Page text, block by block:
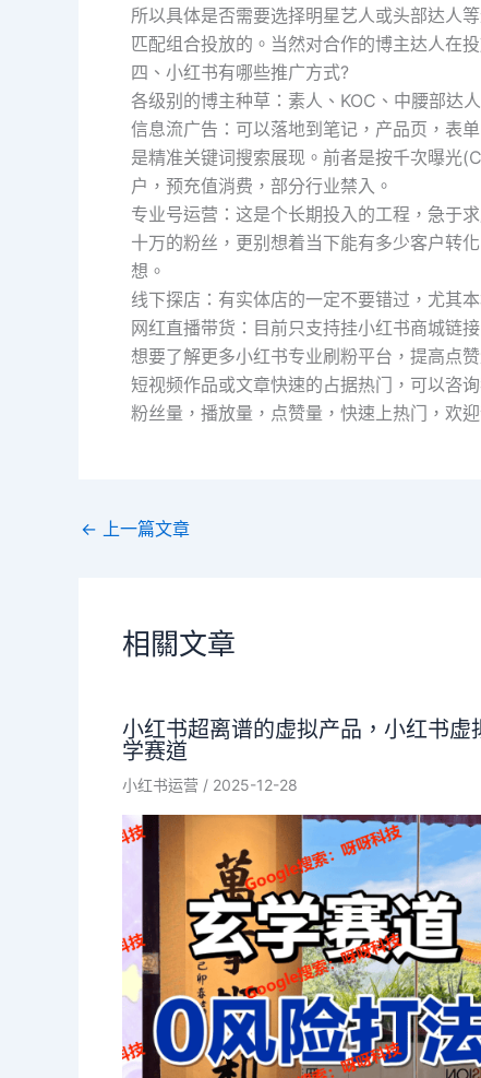
所以具体是否需要选择明星艺人或头部达人
匹配组合投放的。当然对合作的博主达人在
四、小红书有哪些推广方式?
各级别的博主种草：素人、KOC、中腰部达
信息流广告：可以落地到笔记，产品页，表
是精准关键词搜索展现。前者是按千次曝光
户，预充值消费，部分行业禁入。
专业号运营：这是个长期投入的工程，急于
十万的粉丝，更别想着当下能有多少客户转
想。
线下探店：有实体店的一定不要错过，尤其
网红直播带货：目前只支持挂小红书商城链
想要了解更多小红书专业刷粉平台，提高点
短视频作品或文章快速的占据热门，可以咨
粉丝量，播放量，点赞量，快速上热门，欢
← 上一篇文章
相關文章
小红书超离谱的虚拟产品，小红书虚
学赛道
小红书运营 / 2025-12-28